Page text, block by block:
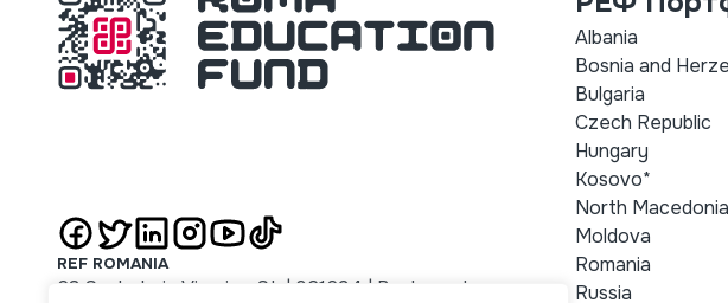
REF ROMANIA
63 Sachelarie Visarion St. | 021694 | Bucharest
Albania
Bosnia and
Bulgaria
Czech Republic
Hungary
Kosovo*
North Macedonia
Moldova
Romania
Russia